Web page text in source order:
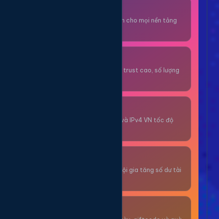
Nhận code xác minh cho mọi nền tảng
Tài khoản gmail cổ, trust cao, số lượng
Proxy dân cư xoay và IPv4 VN tốc độ
Thư giãn và có cơ hội gia tăng số dư tài